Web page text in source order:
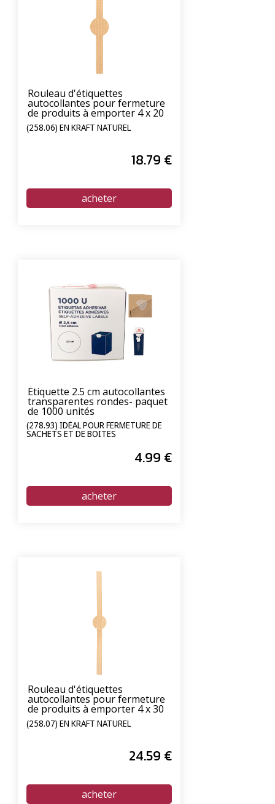
Rouleau d'étiquettes
autocollantes pour fermeture
de produits à emporter 4 x 20
cm - paquet de 250 unités
(258.06) EN KRAFT NATUREL
18.79 €
Étiquette 2.5 cm autocollantes
transparentes rondes- paquet
de 1000 unités
(278.93) IDÉAL POUR FERMETURE DE
SACHETS ET DE BOITES
4.99 €
Rouleau d'étiquettes
autocollantes pour fermeture
de produits à emporter 4 x 30
cm - paquet de 250 unités
(258.07) EN KRAFT NATUREL
24.59 €